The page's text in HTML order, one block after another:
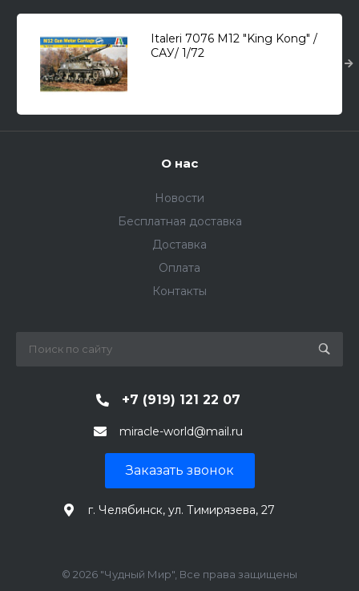
Italeri 7076 M12 "King Kong" /
САУ/ 1/72
О нас
Новости
Бесплатная доставка
Доставка
Оплата
Контакты
+7 (919) 121 22 07
miracle-world@mail.ru
Заказать звонок
г. Челябинск, ул. Тимирязева, 27
© 2026 "Чудный Мир", Все права защищены